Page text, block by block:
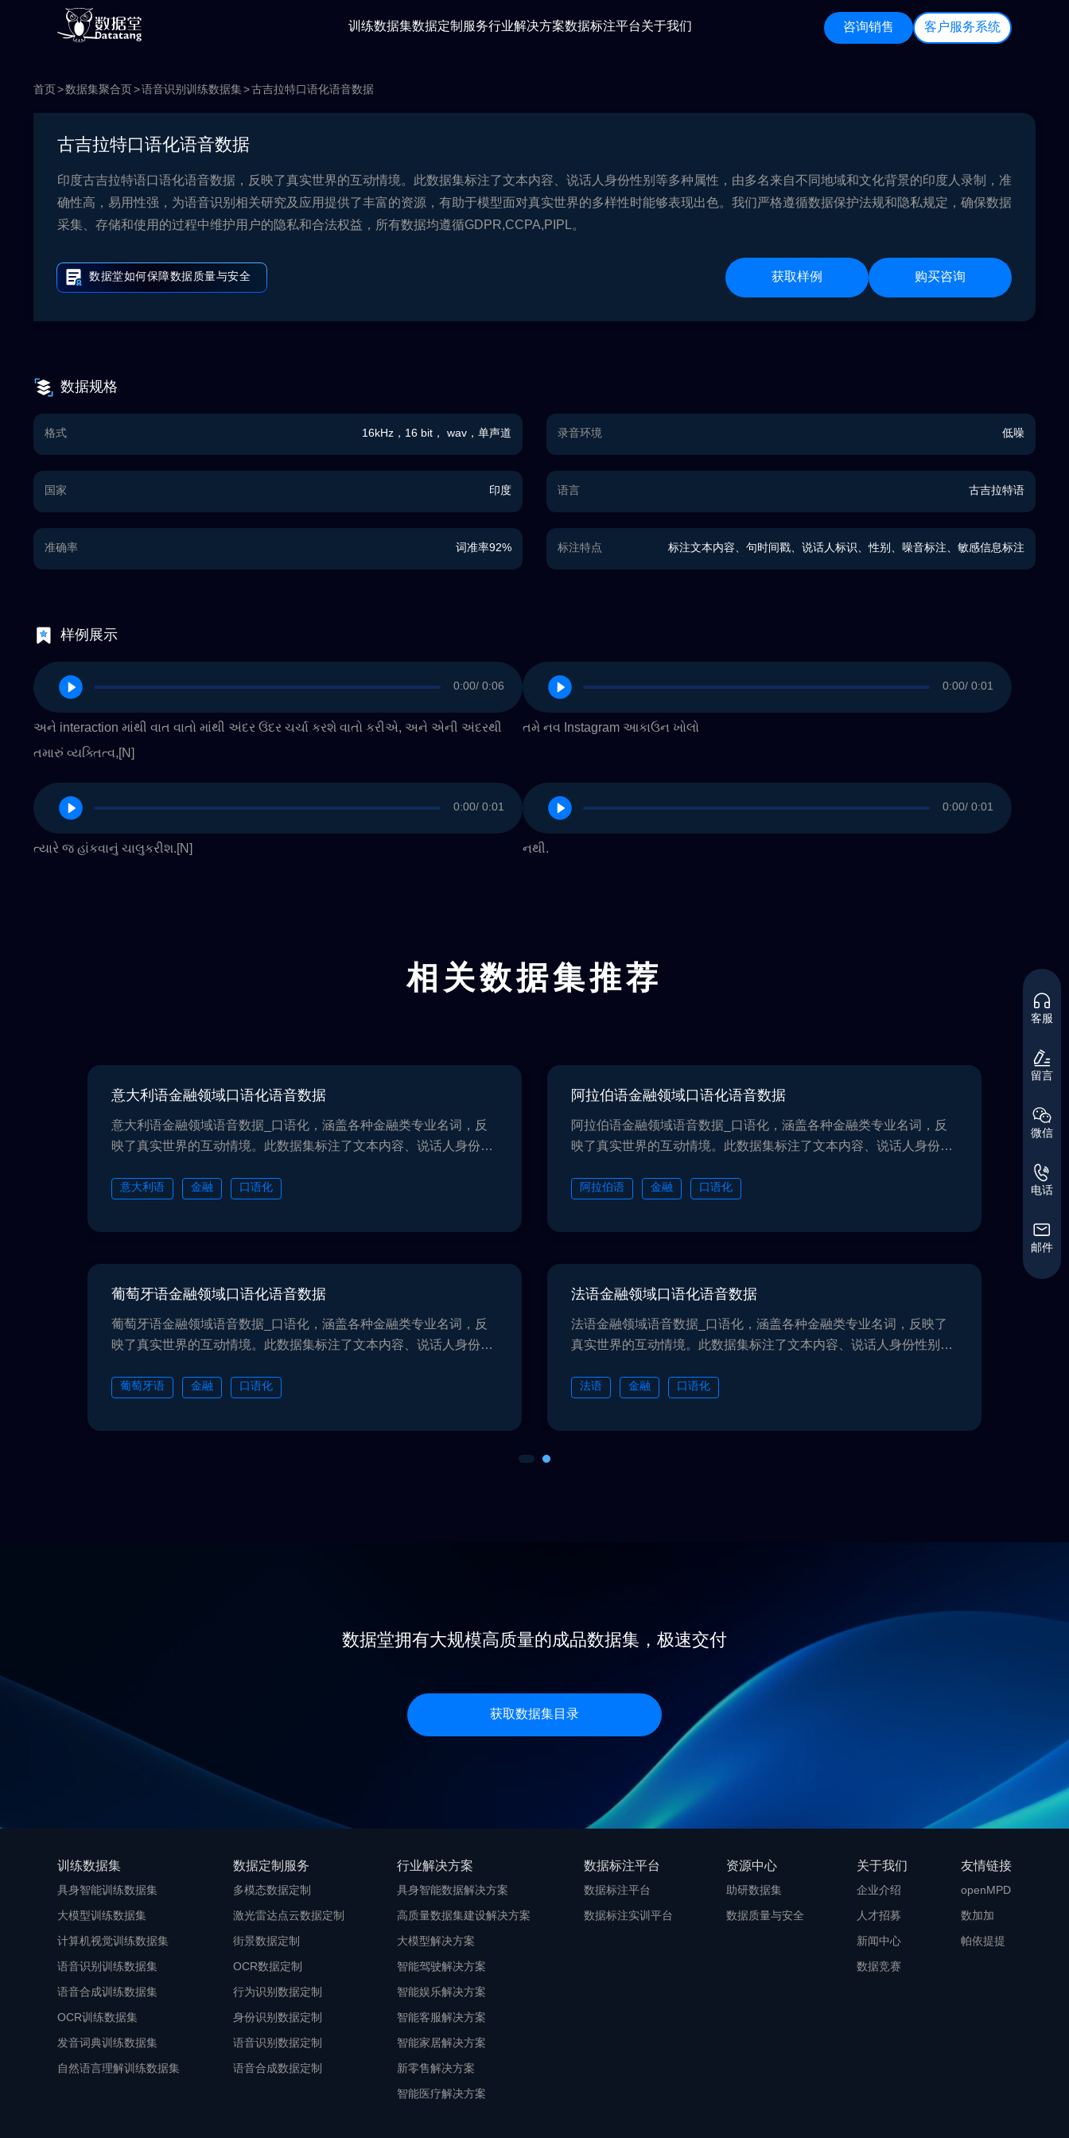
训练数据集数据定制服务行业解决方案数据标注平台关于我们 咨询销售 客户服务系统
首页 数据集聚合页 语音识别训练数据集 古吉拉特口语化语音数据
古吉拉特口语化语音数据
印度古吉拉特语口语化语音数据，反映了真实世界的互动情境。此数据集标注了文本内容、说话人身份性别等多种属性，由多名来自不同地域和文化背景的印度人录制，准
确性高，易用性强，为语音识别相关研究及应用提供了丰富的资源，有助于模型面对真实世界的多样性时能够表现出色。我们严格遵循数据保护法规和隐私规定，确保数据
采集、存储和使用的过程中维护用户的隐私和合法权益，所有数据均遵循GDPR,CCPA,PIPL。
数据堂如何保障数据质量与安全 获取样例 购买咨询
数据规格
格式 16kHz，16 bit， wav，单声道 录音环境 低噪
国家 印度 语言 古吉拉特语
准确率 词准率92% 标注特点 标注文本内容、句时间戳、说话人标识、性别、噪音标注、敏感信息标注
样例展示
0:00/ 0:06
અને interaction માંથી વાત વાતો માંથી અંદર ઉંદર ચર્ચા કરશે વાતો કરીએ, અને એની અંદરથી
તમારું વ્યક્તિત્વ,[N]
0:00/ 0:01
તમે નવ Instagram આકાઉન ખોલો
0:00/ 0:01
ત્યારે જ હાંકવાનું ચાલુકરીશ.[N]
0:00/ 0:01
નથી.
相关数据集推荐
意大利语金融领域口语化语音数据
意大利语金融领域语音数据_口语化，涵盖各种金融类专业名词，反
映了真实世界的互动情境。此数据集标注了文本内容、说话人身份性
司验证：有助于模型面对真实世界的多样性时能够表现出色。我们严
中维护用户的隐私和合法权益，所有数据均遵循GDPR, CCPA,
意大利语 金融 口语化
阿拉伯语金融领域口语化语音数据
阿拉伯语金融领域语音数据_口语化，涵盖各种金融类专业名词，反
映了真实世界的互动情境。此数据集标注了文本内容、说话人身份性
司验证：有助于模型面对真实世界的多样性时能够表现出色。我们严
中维护用户的隐私和合法权益，所有数据均遵循GDPR, CCPA,
阿拉伯语 金融 口语化
葡萄牙语金融领域口语化语音数据
葡萄牙语金融领域语音数据_口语化，涵盖各种金融类专业名词，反
映了真实世界的互动情境。此数据集标注了文本内容、说话人身份性
司验证：有助于模型面对真实世界的多样性时能够表现出色。我们严
中维护用户的隐私和合法权益，所有数据均遵循GDPR, CCPA,
葡萄牙语 金融 口语化
法语金融领域口语化语音数据
法语金融领域语音数据_口语化，涵盖各种金融类专业名词，反映了
真实世界的互动情境。此数据集标注了文本内容、说话人身份性别等
证：有助于模型面对真实世界的多样性时能够表现出色。我们严格遵
护用户的隐私和合法权益，所有数据均遵循GDPR, CCPA, PIPL。
法语 金融 口语化
数据堂拥有大规模高质量的成品数据集，极速交付
获取数据集目录
客服
留言
微信
电话
邮件
训练数据集
具身智能训练数据集
大模型训练数据集
计算机视觉训练数据集
语音识别训练数据集
语音合成训练数据集
OCR训练数据集
发音词典训练数据集
自然语言理解训练数据集
数据定制服务
多模态数据定制
激光雷达点云数据定制
街景数据定制
OCR数据定制
行为识别数据定制
身份识别数据定制
语音识别数据定制
语音合成数据定制
行业解决方案
具身智能数据解决方案
高质量数据集建设解决方案
大模型解决方案
智能驾驶解决方案
智能娱乐解决方案
智能客服解决方案
智能家居解决方案
新零售解决方案
智能医疗解决方案
数据标注平台
数据标注平台
数据标注实训平台
资源中心
助研数据集
数据质量与安全
关于我们
企业介绍
人才招募
新闻中心
数据竞赛
友情链接
openMPD
数加加
帕依提提